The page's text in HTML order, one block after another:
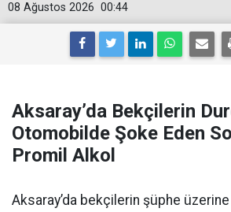
00:44
08 Ağustos 2026
Aksaray’da Bekçilerin
Otomobilde Şoke Eden
Promil Alkol
Aksaray’da bekçilerin şüphe